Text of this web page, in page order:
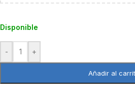
Disponible
- +
Añadir al